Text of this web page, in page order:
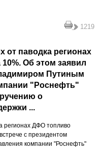
1219
от паводка регионах
Об этом заявил
Путиным
"Роснефть"
о
...
регионах ДФО топливо
с президентом
компании "Роснефть"